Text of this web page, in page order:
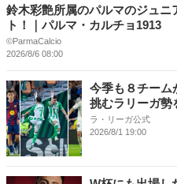
鈴木彩艶所属のパルマのジュ
ト！｜パルマ・カルチョ1913
©️ParmaCalcio
2026/8/6 08:00
今季も８チーム
挑むラリーガ勢
ラ・リーガ公式
2026/8/1 19:00